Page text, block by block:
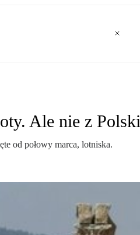
Ale nie z Polski
od połowy marca, lotniska.